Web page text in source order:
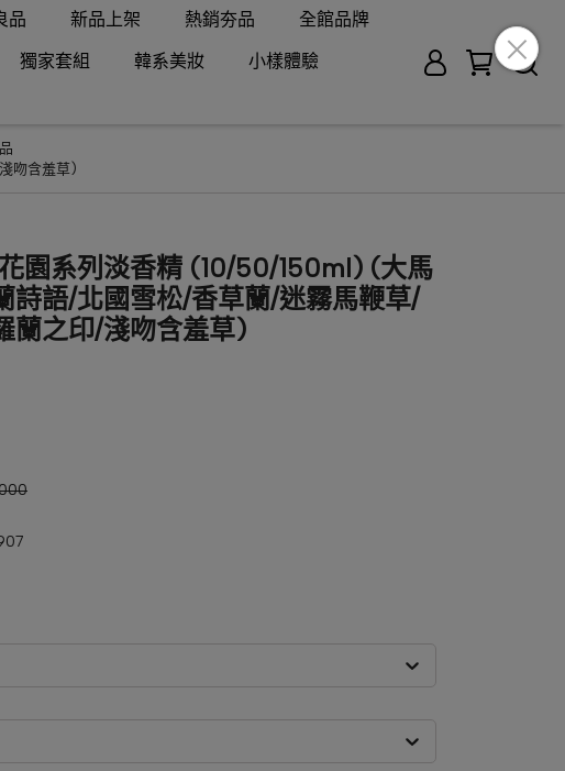
品 新品上架 熱銷夯品
全館品牌
獨家套組 韓系美妝
小樣體驗
吻含羞草)
園系列淡香精 (10/50/150ml) (大馬
詩語/北國雪松/香草蘭/迷霧馬鞭草/
蘭之印/淺吻含羞草)